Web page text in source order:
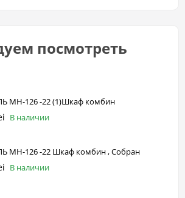
посмотреть
МН-126 -22 (1)Шкаф комбин
В наличии
МН-126 -22 Шкаф комбин , Собран
В наличии